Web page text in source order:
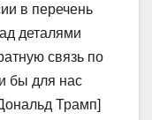
в перечень
деталями
связь по
бы для нас
Трамп]